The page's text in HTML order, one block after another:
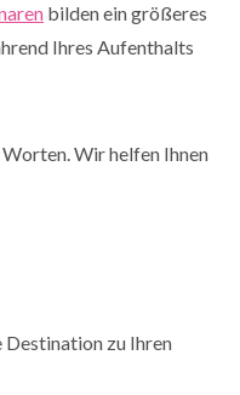
bilden ein größeres
Ihres Aufenthalts
Wir helfen Ihnen
Destination zu Ihren